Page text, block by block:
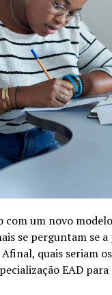
um novo
se perguntam se a
Afinal, quais seriam
EAD